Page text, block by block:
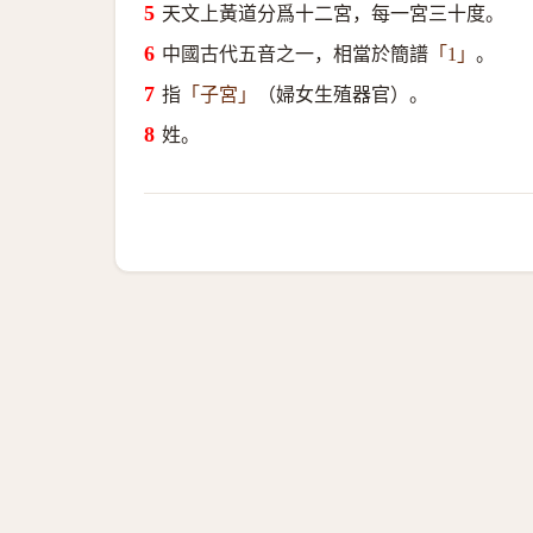
天文上黃道分爲十二宮，每一宮三十度。
中國古代五音之一，相當於簡譜 「1」。
指 「子宮」
（婦女生殖器官）。
姓。